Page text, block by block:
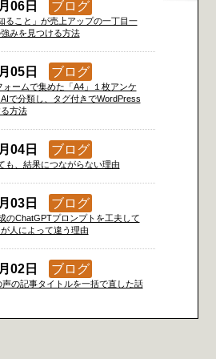
06日 ブログ
ること」が売上アップの一丁目一
みを見つける方法
05日 ブログ
ォームで集めた「A4」１枚アンケ
で分類し、タグ付きでWordPress
方法
04日 ブログ
も、結果につながらない理由
03日 ブログ
のChatGPTプロンプトを工夫して
人によって違う理由
02日 ブログ
の記事タイトルを一括で直した話